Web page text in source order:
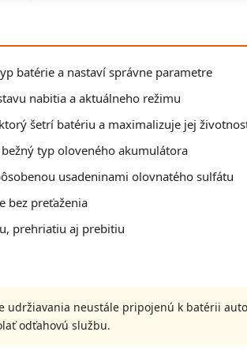
batérie a nastaví správne parametre
nabitia a aktuálneho režimu
šetrí batériu a maximalizuje jej
typ oloveného akumulátora
usadeninami olovnatého sulfátu
bez preťaženia
prehriatiu aj prebitiu
udržiavania neustále pripojenú k batérii
odťahovú službu.